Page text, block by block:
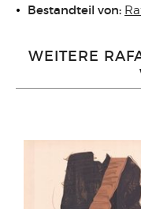
Bestandteil von:
WEITERE